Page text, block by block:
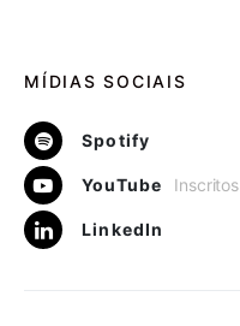
MÍDIAS SOCIAIS
Spotify
YouTube Inscritos
LinkedIn